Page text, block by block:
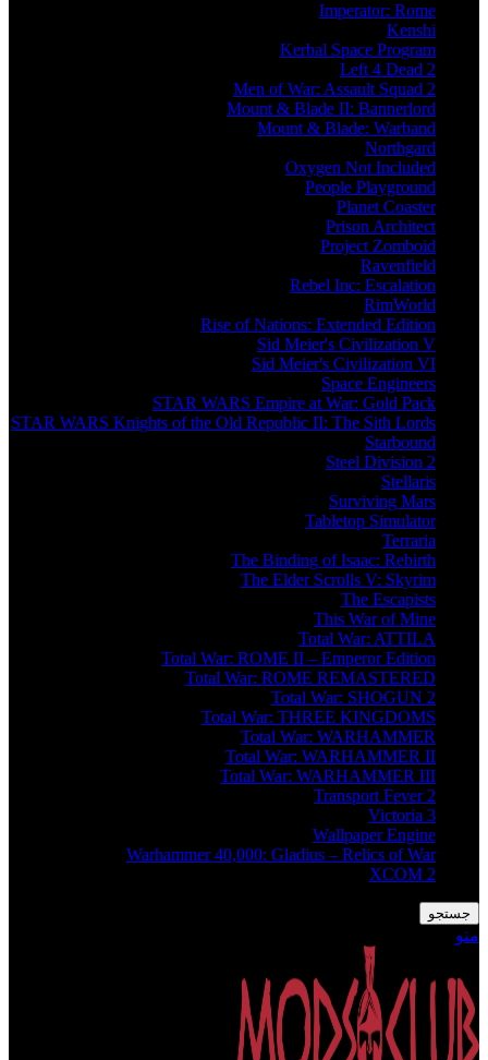
Imperator: Rome
Kenshi
Kerbal Space Program
Left 4 Dead 2
Men of War: Assault Squad 2
Mount & Blade II: Bannerlord
Mount & Blade: Warband
Northgard
Oxygen Not Included
People Playground
Planet Coaster
Prison Architect
Project Zomboid
Ravenfield
Rebel Inc: Escalation
RimWorld
Rise of Nations: Extended Edition
Sid Meier's Civilization V
Sid Meier's Civilization VI
Space Engineers
STAR WARS Empire at War: Gold Pack
STAR WARS Knights of the Old Republic II: The Sith Lords
Starbound
Steel Division 2
Stellaris
Surviving Mars
Tabletop Simulator
Terraria
The Binding of Isaac: Rebirth
The Elder Scrolls V: Skyrim
The Escapists
This War of Mine
Total War: ATTILA
Total War: ROME II – Emperor Edition
Total War: ROME REMASTERED
Total War: SHOGUN 2
Total War: THREE KINGDOMS
Total War: WARHAMMER
Total War: WARHAMMER II
Total War: WARHAMMER III
Transport Fever 2
Victoria 3
Wallpaper Engine
Warhammer 40,000: Gladius – Relics of War
XCOM 2
جستجو
منو